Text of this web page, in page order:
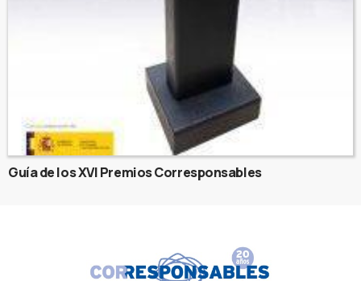
Guía de los XVI Premios Corresponsables